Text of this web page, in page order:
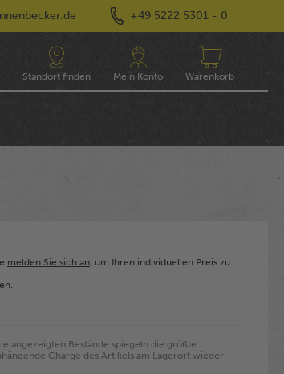
+49 5222 5301 - 0
Standort finden Mein Konto Warenkorb
melden Sie sich an , um Ihren individuellen Preis zu
angezeigten Bestände spiegeln die größte
Charge des Artikels am Lagerort wieder.